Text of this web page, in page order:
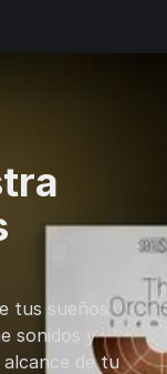
tus sueños
sonidos y
de tu